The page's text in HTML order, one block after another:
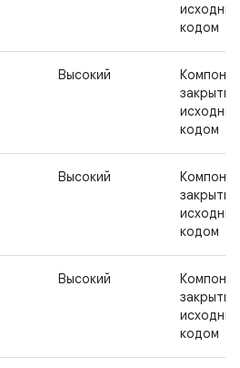
исходным
кодом
Высокий
закрытым
исходным
кодом
Высокий
закрытым
исходным
кодом
Высокий
закрытым
исходным
кодом